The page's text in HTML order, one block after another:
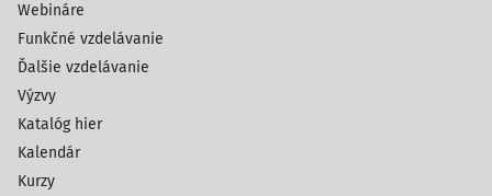
Webináre
Funkčné vzdelávanie
Ďalšie vzdelávanie
Výzvy
Katalóg hier
Kalendár
Kurzy